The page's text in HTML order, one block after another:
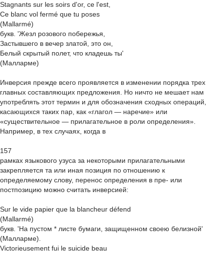
Stagnants sur les soirs d'or, ce l'est,
Ce blanc vol fermé que tu poses
(Mallarmé)
букв. 'Жезл розового побережья,
Застывшего в вечер златой, это он,
Белый скрытый полет, что кладешь ты'
(Малларме)
Инверсия прежде всего проявляется в изменении порядка трех
главных составляющих предложения. Но ничто не мешает нам
употреблять этот термин и для обозначения сходных операций,
касающихся таких пар, как «глагол — наречие» или
«существительное — прилагательное в роли определения».
Например, в тех случаях, когда в
157
рамках языкового узуса за некоторыми прилагательными
закрепляется та или иная позиция по отношению к
определяемому слову, перенос определения в пре- или
постпозицию можно считать инверсией:
Sur le vide papier que la blancheur défend
(Mallarmé)
букв. 'На пустом * листе бумаги, защищенном своею белизной'
(Малларме).
Victorieusement fui le suicide beau